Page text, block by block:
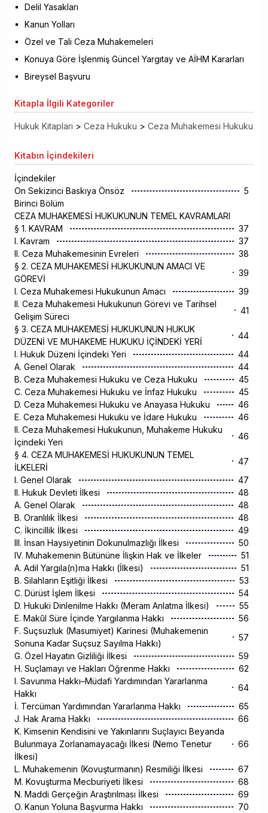
Delil Yasakları
Kanun Yolları
Özel ve Tali Ceza Muhakemeleri
Konuya Göre İşlenmiş Güncel Yargıtay ve AİHM Kararları
Bireysel Başvuru
Kitapla İlgili Kategoriler
Hukuk Kitapları > Ceza Hukuku > Ceza Muhakemesi Hukuku
Kitabın İçindekileri
İçindekiler
On Sekizinci Baskıya Önsöz
5
Birinci Bölüm
CEZA MUHAKEMESİ HUKUKUNUN TEMEL KAVRAMLARI
§ 1. KAVRAM
37
I. Kavram
37
II. Ceza Muhakemesinin Evreleri
38
§ 2. CEZA MUHAKEMESİ HUKUKUNUN AMACI VE
GÖREVİ
39
I. Ceza Muhakemesi Hukukunun Amacı
39
II. Ceza Muhakemesi Hukukunun Görevi ve Tarihsel
Gelişim Süreci
41
§ 3. CEZA MUHAKEMESİ HUKUKUNUN HUKUK
DÜZENİ VE MUHAKEME HUKUKU İÇİNDEKİ YERİ
44
I. Hukuk Düzeni İçindeki Yeri
44
A. Genel Olarak
44
B. Ceza Muhakemesi Hukuku ve Ceza Hukuku
45
C. Ceza Muhakemesi Hukuku ve İnfaz Hukuku
45
D. Ceza Muhakemesi Hukuku ve Anayasa Hukuku
46
E. Ceza Muhakemesi Hukuku ve İdare Hukuku
46
II. Ceza Muhakemesi Hukukunun, Muhakeme Hukuku
İçindeki Yeri
46
§ 4. CEZA MUHAKEMESİ HUKUKUNUN TEMEL
İLKELERİ
47
I. Genel Olarak
47
II. Hukuk Devleti İlkesi
48
A. Genel Olarak
48
B. Oranlılık İlkesi
48
C. İkincillik İlkesi
49
III. İnsan Haysiyetinin Dokunulmazlığı İlkesi
50
IV. Muhakemenin Bütününe İlişkin Hak ve İlkeler
51
A. Adil Yargıla(n)ma Hakkı (İlkesi)
51
B. Silahların Eşitliği İlkesi
53
C. Dürüst İşlem İlkesi
54
D. Hukuki Dinlenilme Hakkı (Meram Anlatma İlkesi)
55
E. Makûl Süre İçinde Yargılanma Hakkı
56
F. Suçsuzluk (Masumiyet) Karinesi (Muhakemenin
Sonuna Kadar Suçsuz Sayılma Hakkı)
57
G. Özel Hayatın Gizliliği İlkesi
59
H. Suçlamayı ve Hakları Öğrenme Hakkı
62
I. Savunma Hakkı–Müdafi Yardımından Yararlanma
Hakkı
64
İ. Tercüman Yardımından Yararlanma Hakkı
65
J. Hak Arama Hakkı
66
K. Kimsenin Kendisini ve Yakınlarını Suçlayıcı Beyanda
Bulunmaya Zorlanamayacağı İlkesi (Nemo Tenetur
İlkesi)
66
L. Muhakemenin (Kovuşturmanın) Resmiliği İlkesi
67
M. Kovuşturma Mecburiyeti İlkesi
68
N. Maddi Gerçeğin Araştırılması İlkesi
69
O. Kanun Yoluna Başvurma Hakkı
70